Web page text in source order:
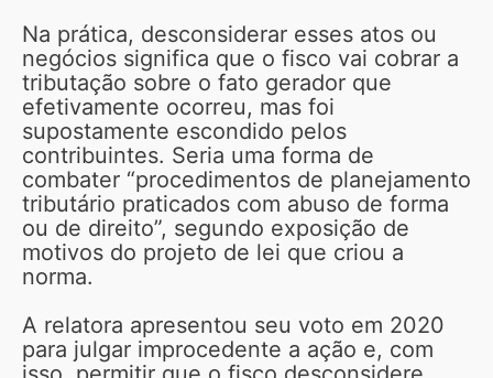
Na prática, desconsiderar esses atos ou
negócios significa que o fisco vai cobrar a
tributação sobre o fato gerador que
efetivamente ocorreu, mas foi
supostamente escondido pelos
contribuintes. Seria uma forma de
combater “procedimentos de planejamento
tributário praticados com abuso de forma
ou de direito”, segundo exposição de
motivos do projeto de lei que criou a
norma.
A relatora apresentou seu voto em 2020
para julgar improcedente a ação e, com